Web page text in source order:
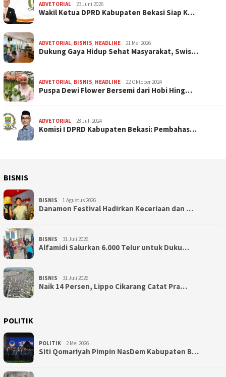
ADVETORIAL 23 Juni 2026
Wakil Ketua DPRD Kabupaten Bekasi Siap K…
ADVETORIAL, BISNIS, HEADLINE 21 Mei 2026
Dukung Gaya Hidup Sehat Masyarakat, Swis…
ADVETORIAL, BISNIS, HEADLINE 22 Oktober 2024
Puspa Dewi Flower Bersemi dari Hobi Hing…
ADVETORIAL 28 Juli 2024
Komisi I DPRD Kabupaten Bekasi: Pembahas…
BISNIS
BISNIS 1 Agustus 2026
Danamon Festival Hadirkan Keceriaan dan …
BISNIS 31 Juli 2026
Alfamidi Salurkan 6.000 Telur untuk Duku…
BISNIS 31 Juli 2026
Naik 14 Persen, Lippo Cikarang Catat Pra…
POLITIK
POLITIK 2 Mei 2026
Siti Qomariyah Pimpin NasDem Kabupaten B…